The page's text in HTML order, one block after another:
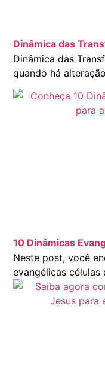
Dinâmica das
Dinâmica das
quando há
10 Dinâmicas
Neste post, você
evangélicas células